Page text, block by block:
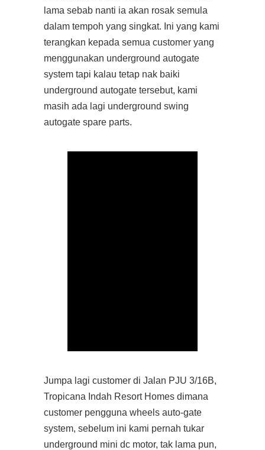
lama sebab nanti ia akan rosak semula
dalam tempoh yang singkat. Ini yang kami
terangkan kepada semua customer yang
menggunakan underground autogate
system tapi kalau tetap nak baiki
underground autogate tersebut, kami
masih ada lagi underground swing
autogate spare parts.
Jumpa lagi customer di Jalan PJU 3/16B,
Tropicana Indah Resort Homes dimana
customer pengguna wheels auto-gate
system, sebelum ini kami pernah tukar
underground mini dc motor, tak lama pun,